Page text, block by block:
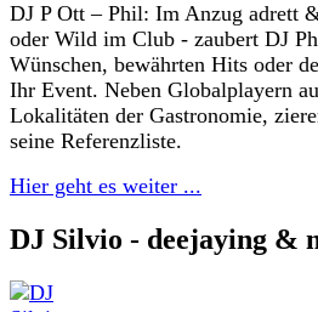
DJ P Ott – Phil: Im Anzug adrett
oder Wild im Club - zaubert DJ
Wünschen, bewährten Hits oder
Ihr Event. Neben Globalplayern
Lokalitäten der Gastronomie,
seine Referenzliste.
Hier geht es weiter ...
DJ Silvio - deejaying &